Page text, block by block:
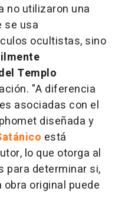
no utilizaron una
se usa
ocultistas, sino
Templo
"A diferencia
asociadas con el
diseñada y
está
lo que otorga al
para determinar si,
original puede